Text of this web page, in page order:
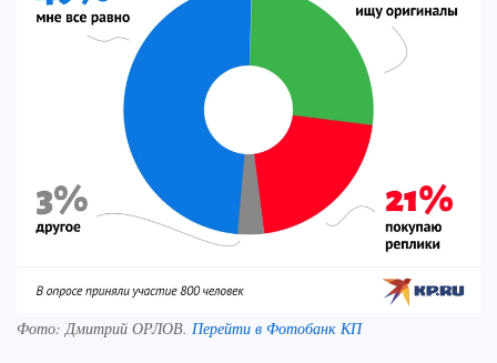
Фото: Дмитрий ОРЛОВ. Перейти в Фотобанк КП